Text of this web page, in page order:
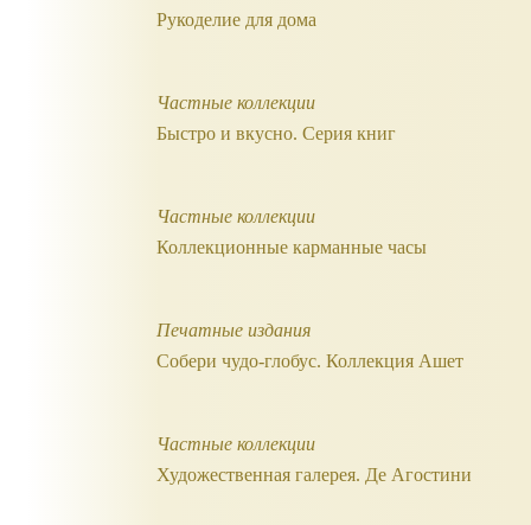
Рукоделие для дома
Частные коллекции
Быстро и вкусно. Серия книг
Частные коллекции
Коллекционные карманные часы
Печатные издания
Собери чудо-глобус. Коллекция Ашет
Частные коллекции
Художественная галерея. Де Агостини